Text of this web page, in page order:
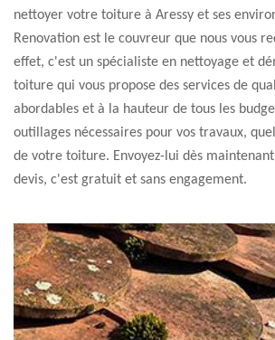
nettoyer votre toiture à Aressy et ses
Renovation est le couvreur que nous vous
effet, c'est un spécialiste en nettoyage et
toiture qui vous propose des services de
abordables et à la hauteur de tous les
outillages nécessaires pour vos travaux,
de votre toiture. Envoyez-lui dès
devis, c'est gratuit et sans engagement.